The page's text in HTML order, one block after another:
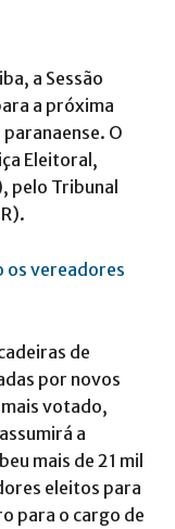
a Sessão
a próxima
O
Eleitoral,
pelo Tribunal
os vereadores
de
por novos
votado,
a
mais de 21 mil
eleitos para
para o cargo de